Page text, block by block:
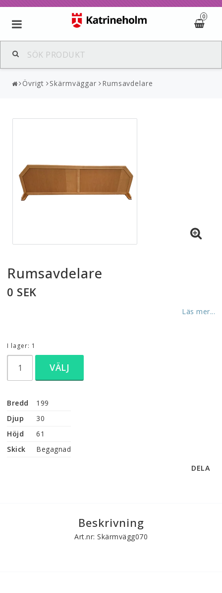
0
Övrigt Skärmväggar Rumsavdelare
Rumsavdelare
0 SEK
Läs mer...
I lager: 1
VÄLJ
Bredd
199
Djup
30
Höjd
61
Skick
Begagnad
DELA
Beskrivning
Art.nr: Skärmvägg070